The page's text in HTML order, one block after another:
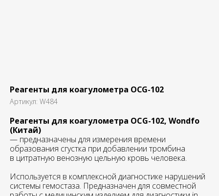
Реагенты для коагулометра OCG-102
Артикул: W484
Реагенты для коагулометра OCG-102, Wondfo
(Китай)
— предназначены для измерения времени
образования сгустка при добавлении тромбина
в цитратную венозную цельную кровь человека.
Используется в комплексной диагностике нарушений
системы гемостаза. Предназначен для совместной